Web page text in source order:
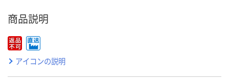
商品説明
アイコンの説明